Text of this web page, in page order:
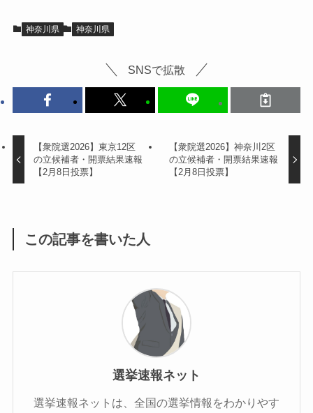
神奈川県 神奈川県
SNSで拡散
【衆院選2026】東京12区
の立候補者・開票結果速報
【2月8日投票】
【衆院選2026】神奈川2区
の立候補者・開票結果速報
【2月8日投票】
この記事を書いた人
選挙速報ネット
選挙速報ネットは、全国の選挙情報をわかりやす